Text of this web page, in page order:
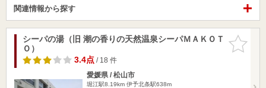
関連情報から探す
お気に入
りに追加
シーパの湯（旧 潮の香りの天然温泉シーパＭＡＫＯＴ
Ｏ）
3.4点/ 18 件
愛媛県 / 松山市
堀江駅8.19km 伊予北条駅638m